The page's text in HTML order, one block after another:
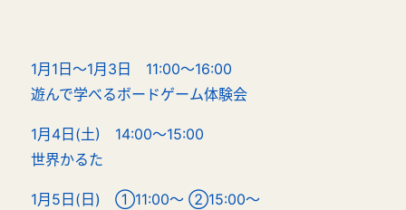
1月1日～1月3日 11:00～16:00
遊んで学べるボードゲーム体験会
1月4日(土) 14:00～15:00
世界かるた
1月5日(日) ①11:00～ ②15:00～